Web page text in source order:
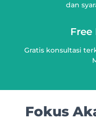
dan
Free
Gratis konsultasi
Fokus